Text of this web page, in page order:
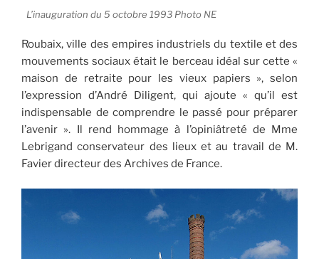
L’inauguration du 5 octobre 1993 Photo NE
Roubaix, ville des empires industriels du textile et des
mouvements sociaux était le berceau idéal sur cette «
maison de retraite pour les vieux papiers », selon
l’expression d’André Diligent, qui ajoute « qu’il est
indispensable de comprendre le passé pour préparer
l’avenir ». Il rend hommage à l’opiniâtreté de Mme
Lebrigand conservateur des lieux et au travail de M.
Favier directeur des Archives de France.